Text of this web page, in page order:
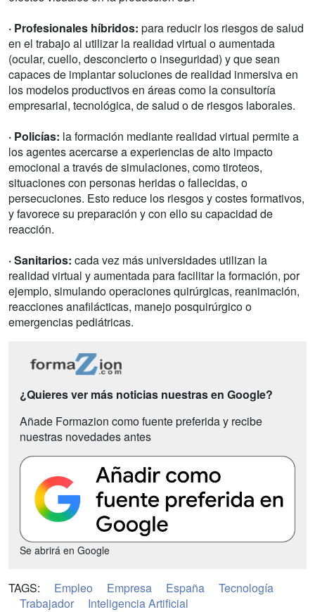
· Profesionales híbridos: para reducir los riesgos de salud
en el trabajo al utilizar la realidad virtual o aumentada
(ocular, cuello, desconcierto o inseguridad) y que sean
capaces de implantar soluciones de realidad inmersiva en
los modelos productivos en áreas como la consultoría
empresarial, tecnológica, de salud o de riesgos laborales.
· Policías: la formación mediante realidad virtual permite a
los agentes acercarse a experiencias de alto impacto
emocional a través de simulaciones, como tiroteos,
situaciones con personas heridas o fallecidas, o
persecuciones. Esto reduce los riesgos y costes formativos,
y favorece su preparación y con ello su capacidad de
reacción.
· Sanitarios: cada vez más universidades utilizan la
realidad virtual y aumentada para facilitar la formación, por
ejemplo, simulando operaciones quirúrgicas, reanimación,
reacciones anafilácticas, manejo posquirúrgico o
emergencias pediátricas.
¿Quieres ver más noticias nuestras en Google?
Añade Formazion como fuente preferida y recibe
nuestras novedades antes
Se abrirá en Google
TAGS: Empleo Empresa España
Tecnología
Trabajador
Inteligencia Artificial